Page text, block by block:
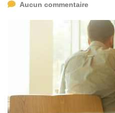
Aucun commentaire